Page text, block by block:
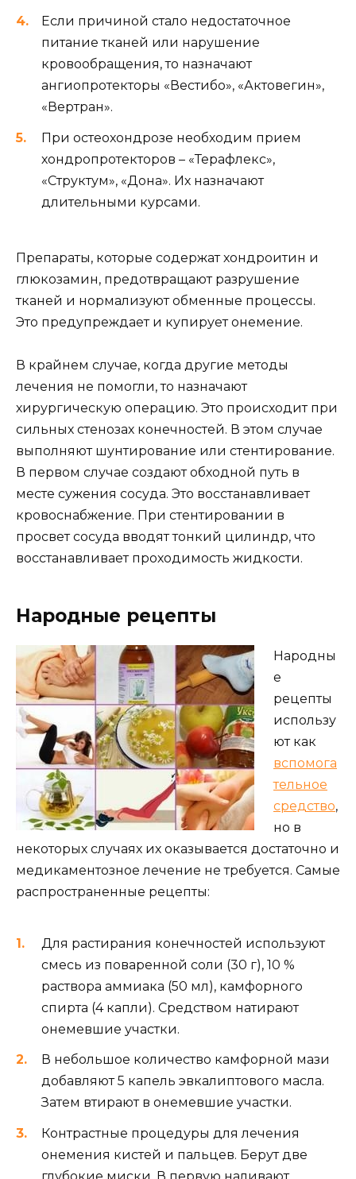
Если причиной стало недостаточное
питание тканей или нарушение
кровообращения, то назначают
ангиопротекторы «Вестибо», «Актовегин»,
«Вертран».
При остеохондрозе необходим прием
хондропротекторов – «Терафлекс»,
«Структум», «Дона». Их назначают
длительными курсами.
Препараты, которые содержат хондроитин и
глюкозамин, предотвращают разрушение
тканей и нормализуют обменные процессы.
Это предупреждает и купирует онемение.
В крайнем случае, когда другие методы
лечения не помогли, то назначают
хирургическую операцию. Это происходит при
сильных стенозах конечностей. В этом случае
выполняют шунтирование или стентирование.
В первом случае создают обходной путь в
месте сужения сосуда. Это восстанавливает
кровоснабжение. При стентировании в
просвет сосуда вводят тонкий цилиндр, что
восстанавливает проходимость жидкости.
Народные рецепты
Народны
е
рецепты
использу
ют как
вспомога
тельное
средство,
но в
некоторых случаях их оказывается достаточно и
медикаментозное лечение не требуется. Самые
распространенные рецепты:
Для растирания конечностей используют
смесь из поваренной соли (30 г), 10 %
раствора аммиака (50 мл), камфорного
спирта (4 капли). Средством натирают
онемевшие участки.
В небольшое количество камфорной мази
добавляют 5 капель эвкалиптового масла.
Затем втирают в онемевшие участки.
Контрастные процедуры для лечения
онемения кистей и пальцев. Берут две
глубокие миски. В первую наливают